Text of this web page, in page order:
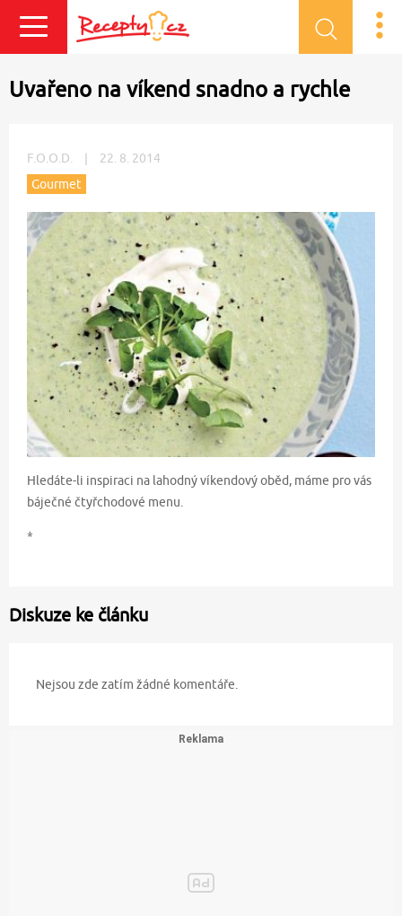
Přihlásit se
Uvařeno na víkend snadno a rychle
F.O.O.D.
22. 8. 2014
Gourmet
Hledáte-li inspiraci na lahodný víkendový oběd, máme pro vás
báječné čtyřchodové menu.
*
Diskuze ke článku
Nejsou zde zatím žádné komentáře.